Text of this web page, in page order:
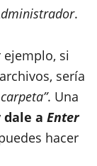
.
ejemplo, si
sería
. Una
dale a Enter
hacer